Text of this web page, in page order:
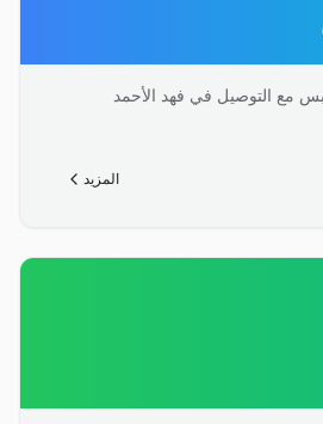
مع التوصيل في فهد الأحمد
المزيد